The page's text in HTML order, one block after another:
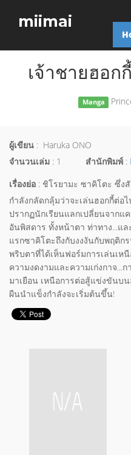
miimai
เจ้าชายฮอ
Manga
ผู้เขียน : Haruka ONO
จำนวนเล่ม : 1 สำนักพิมพ์ :
เรื่องย่อ : ชิโรยามะ ซาคิโตะ ซึ่ง
กำลังกลัดกลุ้มว่าจะเล่นฮอกกี้ต่อ
ปรากฏนักเรียนแลกเปลี่ยนจากแ
อันพิสดาร ทั้งหน้าตา ท่าทาง...แ
แรกซาคิโตะถึงกับงงงันกับพฤติก
พริบตาที่ได้เห็นฟอร์มการเล่นเห
ความงดงามและความเก่งกาจ...
มาเยือน เหนือการต่อสู้แข่งขันบ
ผืนนำแข็งกำลังจะเริ่มต้นขึ้น!